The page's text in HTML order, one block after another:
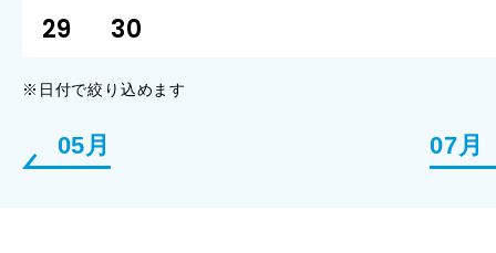
05月
29
30
※日付で絞り込めます
07月